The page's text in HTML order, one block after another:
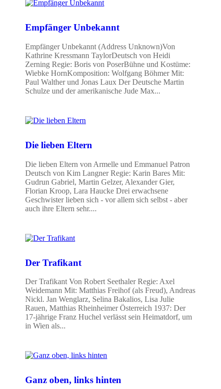
Empfänger Unbekannt
Empfänger Unbekannt (Address Unknown)Von
Kathrine Kressmann TaylorDeutsch von Heidi
Zerning Regie: Boris von PoserBühne und Kostüme:
Wiebke HornKomposition: Wolfgang Böhmer Mit:
Paul Walther und Jonas Laux Der Deutsche Martin
Schulze und der amerikanische Jude Max...
Die lieben Eltern
Die lieben Eltern von Armelle und Emmanuel Patron
Deutsch von Kim Langner Regie: Karin Bares Mit:
Gudrun Gabriel, Martin Gelzer, Alexander Gier,
Florian Kroop, Lara Haucke Drei erwachsene
Geschwister lieben sich - vor allem sich selbst - aber
auch ihre Eltern sehr....
Der Trafikant
Der Trafikant Von Robert Seethaler Regie: Axel
Weidemann Mit: Matthias Freihof (als Freud), Andreas
Nickl. Jan Wenglarz, Selina Bakalios, Lisa Julie
Rauen, Matthias Rheinheimer Österreich 1937: Der
17-jährige Franz Huchel verlässt sein Heimatdorf, um
in Wien als...
Ganz oben, links hinten